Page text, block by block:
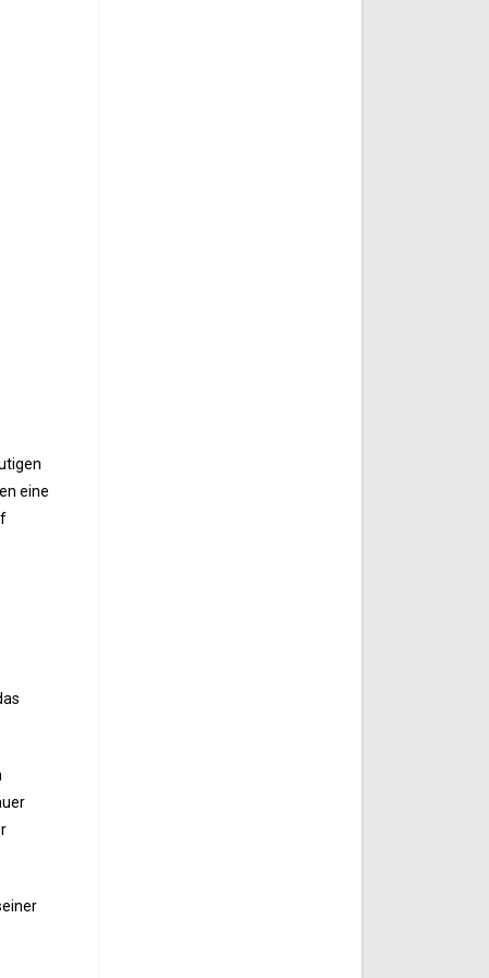
eine